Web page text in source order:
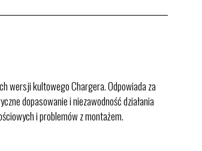
wersji kultowego Chargera. Odpowiada za
dopasowanie i niezawodność działania
i problemów z montażem.